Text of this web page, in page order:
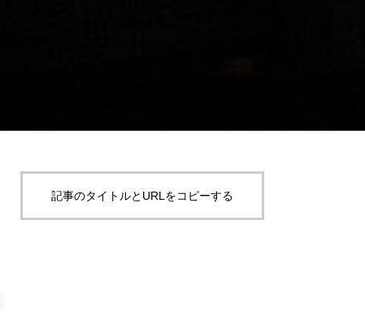
記事のタイトルとURLをコピーする